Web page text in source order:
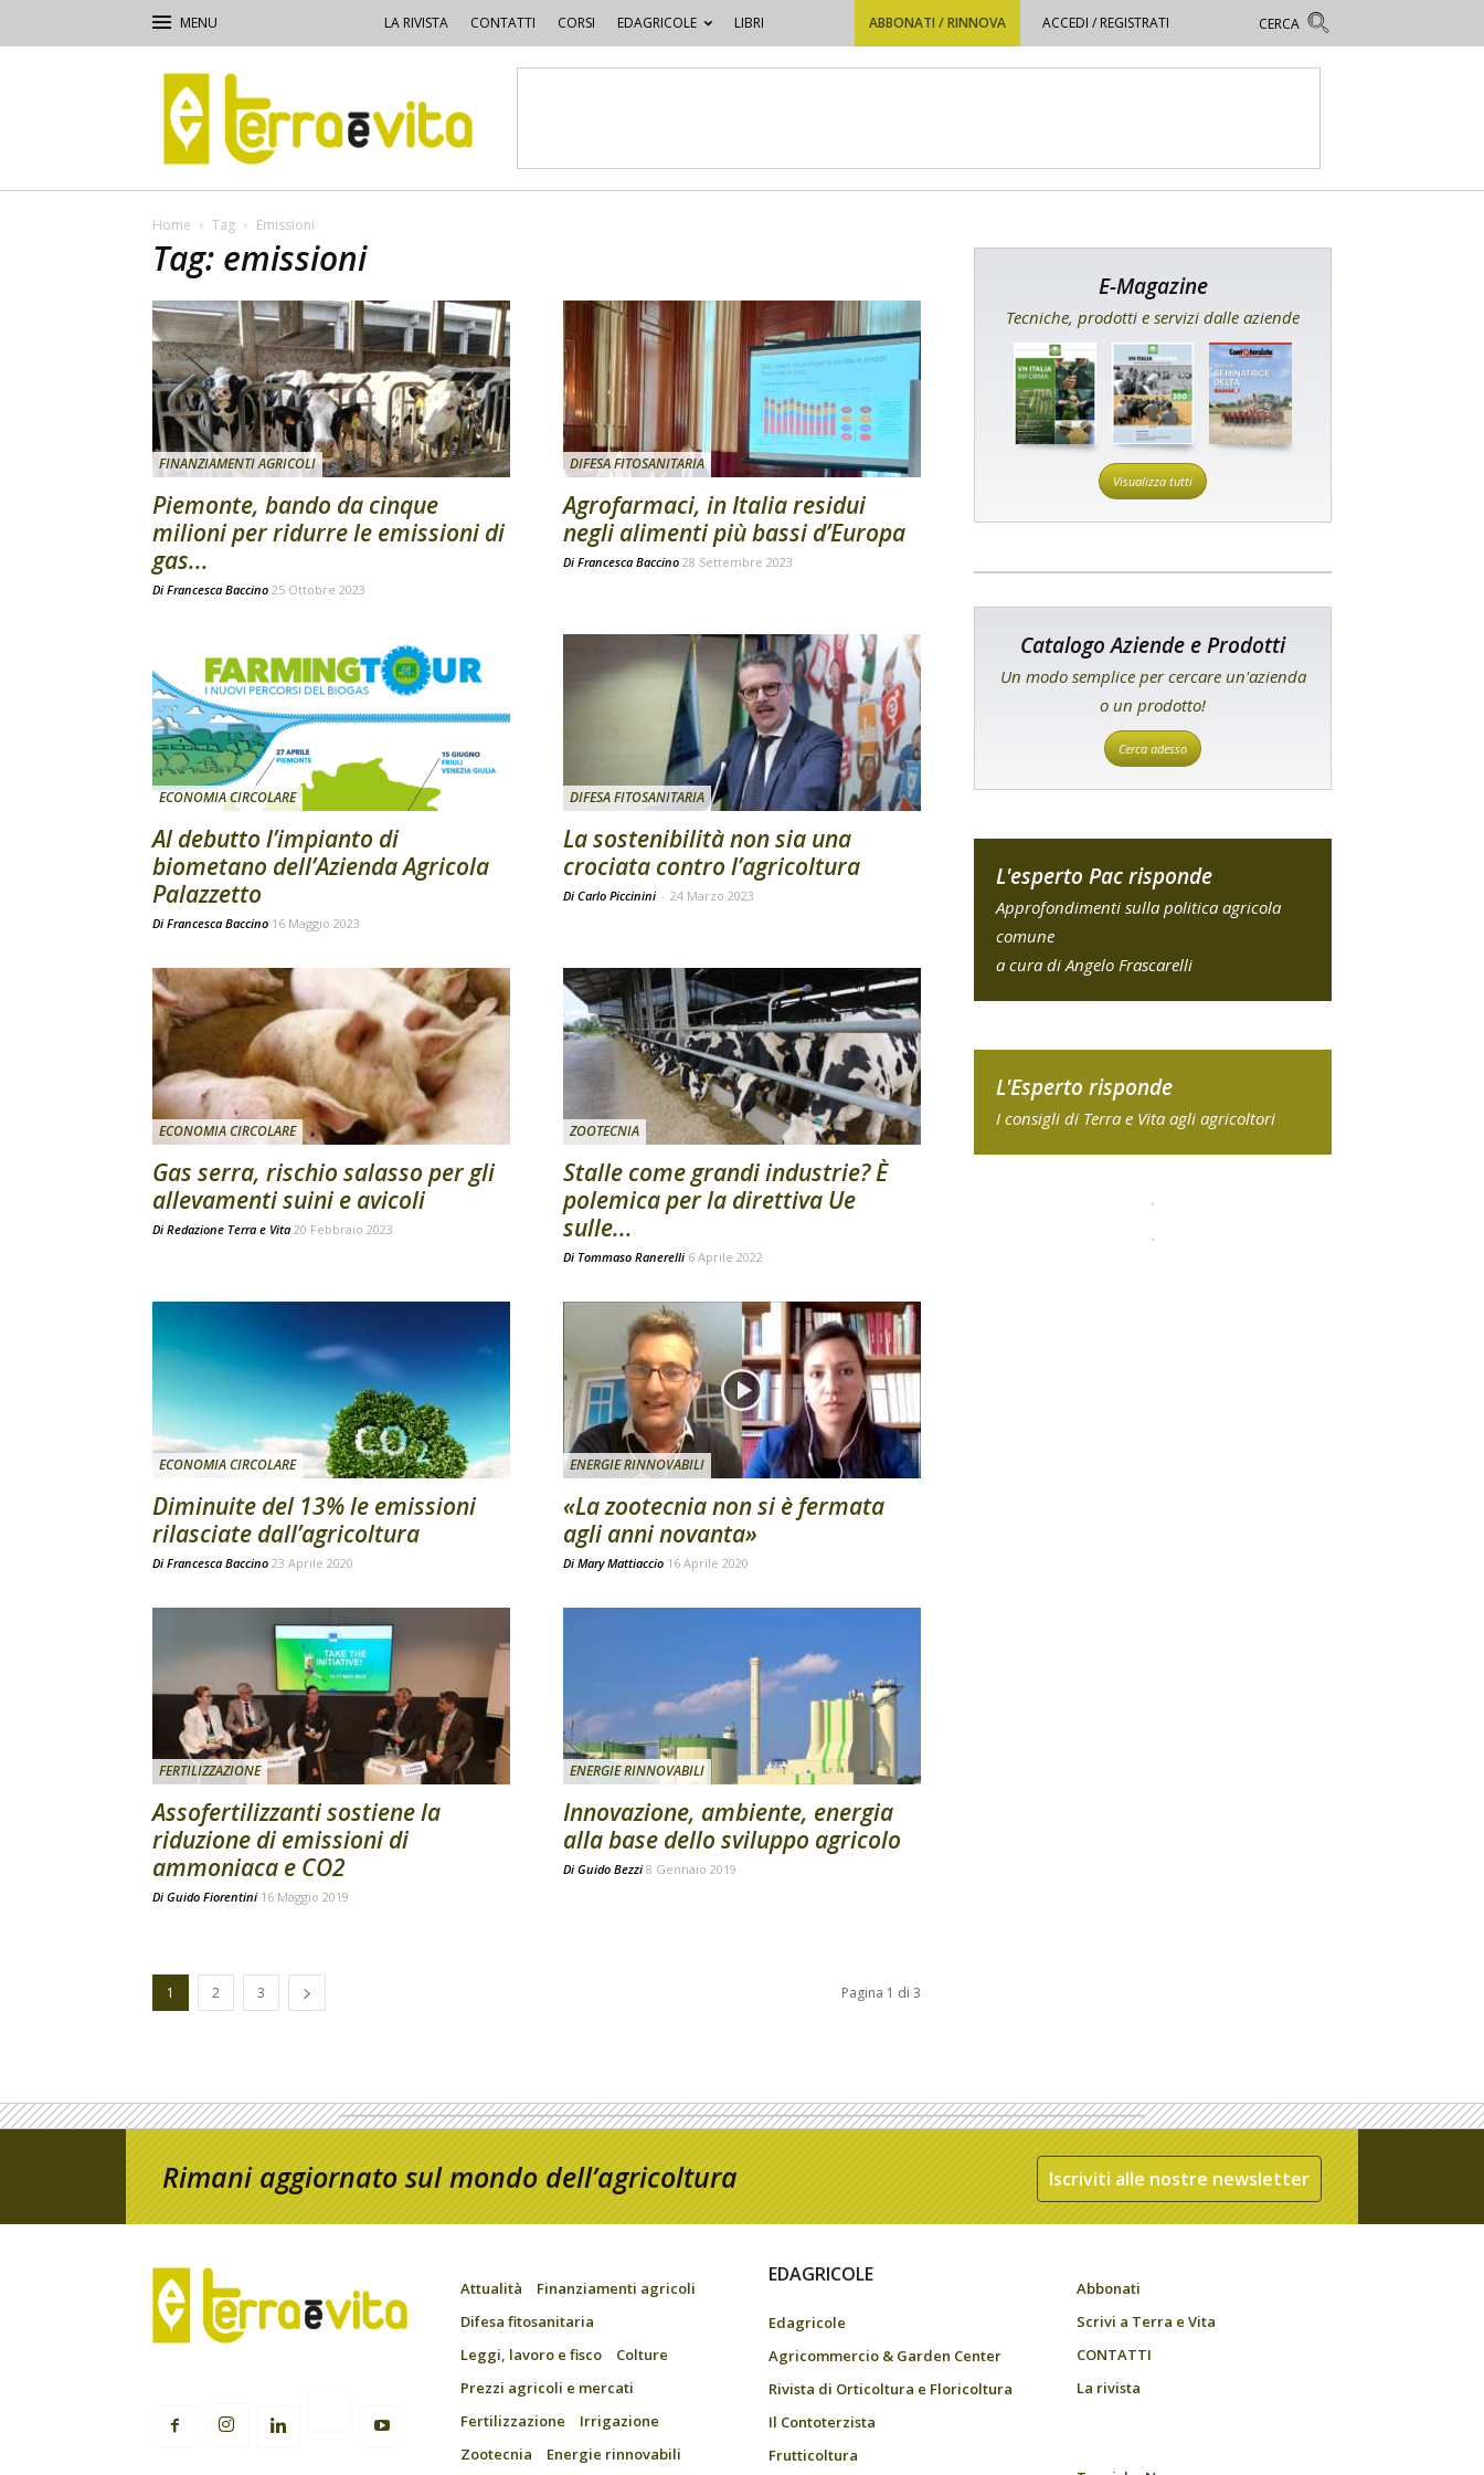
LA RIVISTA CONTATTI CORSI EDAGRICOLE LIBRI ABBONATI / RINNOVA ACCEDI / REGISTRATI
Terra
e
Vita
Home Tag Emissioni
Tag: emissioni
FINANZIAMENTI AGRICOLI
Piemonte, bando da cinque
milioni per ridurre le emissioni di
gas...
Di Francesca Baccino 25 Ottobre 2023
DIFESA FITOSANITARIA
Agrofarmaci, in Italia residui
negli alimenti più bassi d’Europa
Di Francesca Baccino 28 Settembre 2023
ECONOMIA CIRCOLARE
Al debutto l’impianto di
biometano dell’Azienda Agricola
Palazzetto
Di Francesca Baccino 16 Maggio 2023
DIFESA FITOSANITARIA
La sostenibilità non sia una
crociata contro l’agricoltura
Di Carlo Piccinini - 24 Marzo 2023
ECONOMIA CIRCOLARE
Gas serra, rischio salasso per gli
allevamenti suini e avicoli
Di Redazione Terra e Vita 20 Febbraio 2023
ZOOTECNIA
Stalle come grandi industrie? È
polemica per la direttiva Ue
sulle...
Di Tommaso Ranerelli 6 Aprile 2022
ECONOMIA CIRCOLARE
Diminuite del 13% le emissioni
rilasciate dall’agricoltura
Di Francesca Baccino 23 Aprile 2020
ENERGIE RINNOVABILI
«La zootecnia non si è fermata
agli anni novanta»
Di Mary Mattiaccio 16 Aprile 2020
FERTILIZZAZIONE
Assofertilizzanti sostiene la
riduzione di emissioni di
ammoniaca e CO2
Di Guido Fiorentini 16 Maggio 2019
ENERGIE RINNOVABILI
Innovazione, ambiente, energia
alla base dello sviluppo agricolo
Di Guido Bezzi 8 Gennaio 2019
1 2 3 Pagina 1 di 3
E-Magazine
Tecniche, prodotti e servizi dalle aziende
Visualizza tutti
Catalogo Aziende e Prodotti
Un modo semplice per cercare un'azienda
o un prodotto!
Cerca adesso
L'esperto Pac risponde
Approfondimenti sulla politica agricola
comune
a cura di Angelo Frascarelli
L'Esperto risponde
I consigli di Terra e Vita agli agricoltori
Rimani aggiornato sul mondo dell’agricoltura Iscriviti alle nostre newsletter
Attualità
Finanziamenti agricoli
Difesa fitosanitaria
Leggi, lavoro e fisco
Colture
Prezzi agricoli e mercati
Fertilizzazione
Irrigazione
Zootecnia
Energie rinnovabili
EDAGRICOLE
Edagricole
Agricommercio & Garden Center
Rivista di Orticoltura e Floricoltura
Il Contoterzista
Frutticoltura
Abbonati
Scrivi a Terra e Vita
CONTATTI
La rivista